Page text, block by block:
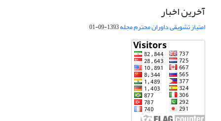
آخرین اخبار
امتیاز تشویقی داوران محترم مجله1393-09-01